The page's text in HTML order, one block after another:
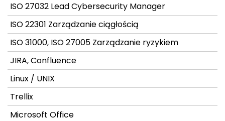
ISO 27032 Lead Cybersecurity Manager
ISO 22301 Zarządzanie ciągłością
ISO 31000, ISO 27005 Zarządzanie ryzykiem
JIRA, Confluence
Linux / UNIX
Trellix
Microsoft Office